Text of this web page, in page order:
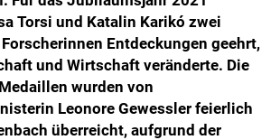
Torsi und Katalin Karikó zwei
Entdeckungen geehrt,
und Wirtschaft veränderte. Die
wurden von
Leonore Gewessler feierlich
überreicht, aufgrund der